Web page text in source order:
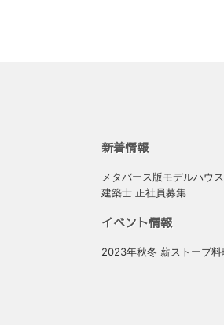
新着情報
メタバース版モデルハウ
建築士 正社員募集
イベント情報
2023年秋冬 薪ストーブ料